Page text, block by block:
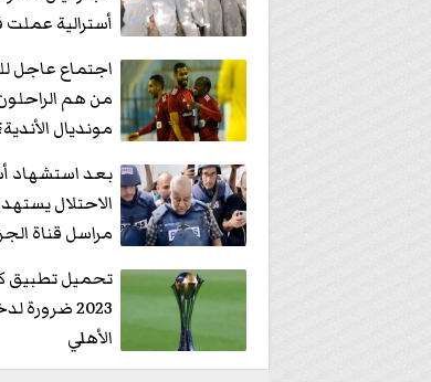
أسترالية عملت
اجتماع عاجل
من هم
مونديال
بعد استشهاد
الاحتلال
مراسل قناة
تحميل تطبيق
2023
الأهلي